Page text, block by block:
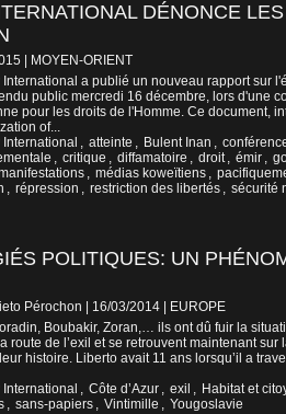
DÉNONCE
MOYEN-ORIENT
International a publié un nouveau rapport sur
public mercredi 16 décembre, lors d'une
pour les droits de l'Homme. Ce document,
of...
, atteinte , Bulent Inan ,
, critique , diffamatoire , droit , émir ,
, médias koweïtiens ,
, répression , restriction des libertés , sécurité
POLITIQUES: UN
Pérochon | 16/03/2014
EUROPE
Boubakir, Zoran,… ils ont dû fuir la
route de l’exil et se retrouvent maintenant sur
histoire. Liberto avait 11 ans lorsqu’il a
, Côte d’Azur , exil , Habitat et
, sans-papiers , Vintimille , Yougoslavie